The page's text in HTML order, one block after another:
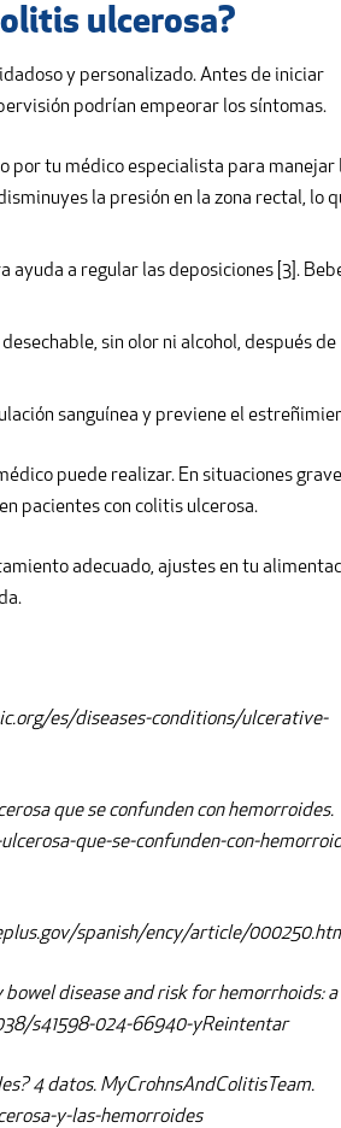
ulcerosa?
y personalizado. Antes de iniciar
podrían empeorar los síntomas.
tu médico especialista para manejar
la presión en la zona rectal, lo
ayuda a regular las deposiciones [3].
sin olor ni alcohol, después de
sanguínea y previene el
puede realizar. En situaciones
pacientes con colitis ulcerosa.
adecuado, ajustes en tu
es/diseases-conditions/ulcerative-
que se confunden con hemorroides.
que-se-confunden-con-
spanish/ency/article/
bowel disease and risk for hemorrhoids: a
s41598-024-66940-yReintentar
4 datos. MyCrohnsAndColitisTeam.
y-las-hemorroides